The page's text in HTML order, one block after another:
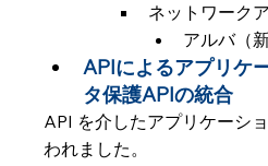
ネットワーク
アルバ（新
APIによるアプリケ
タ保護APIの統合
API を介したアプリケーシ
われました。